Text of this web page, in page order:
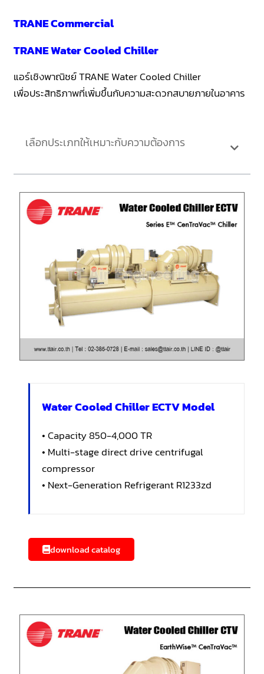
TRANE Commercial
TRANE Water Cooled Chiller
แอร์เชิงพาณิชย์ TRANE Water Cooled Chiller
เพื่อประสิทธิภาพที่เพิ่มขึ้นกับความสะดวกสบายภายในอาคาร
เลือกประเภทให้เหมาะกับความต้องการ
Water Cooled Chiller ECTV Model
• Capacity 850-4,000 TR
• Multi-stage direct drive centrifugal
compressor
• Next-Generation Refrigerant R1233zd
download catalog